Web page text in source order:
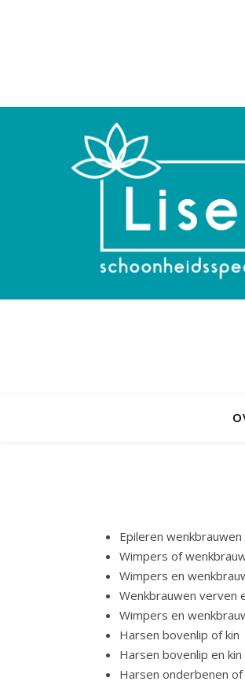
Epileren wenkbrauwen
Wimpers of
Wimpers en
Wenkbrauwen verven
Wimpers en
Harsen bovenlip of kin
Harsen bovenlip en kin
Harsen onderbenen